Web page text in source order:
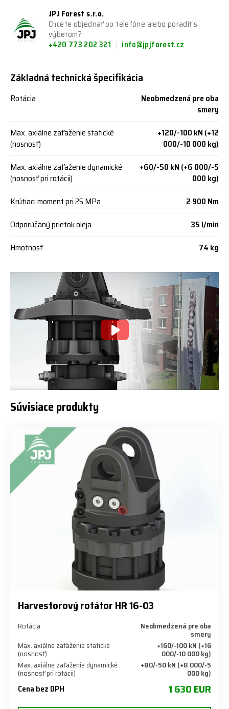
JPJ Forest s.r.o.
Chcete objednať po telefóne alebo poradiť s
výberom?
+420 773 202 321
info@jpjforest.cz
Základná technická špecifikácia
Rotácia
Neobmedzená pre oba
smery
Max. axiálne zaťaženie statické
(nosnosť)
+120/-100 kN (+12
000/-10 000 kg)
Max. axiálne zaťaženie dynamické
(nosnosť pri rotácii)
+60/-50 kN (+6 000/-5
000 kg)
Krútiaci moment pri 25 MPa
2 900 Nm
Odporúčaný prietok oleja
35 l/min
Hmotnosť
74 kg
Súvisiace produkty
Harvestorový rotátor HR 16-03
Rotácia Neobmedzená pre oba
smery
Max. axiálne zaťaženie statické
(nosnosť)
+160/-100 kN (+16
000/-10 000 kg)
Max. axiálne zaťaženie dynamické
(nosnosť pri rotácii)
+80/-50 kN (+8 000/-5
000 kg)
Cena bez DPH 1 630 EUR